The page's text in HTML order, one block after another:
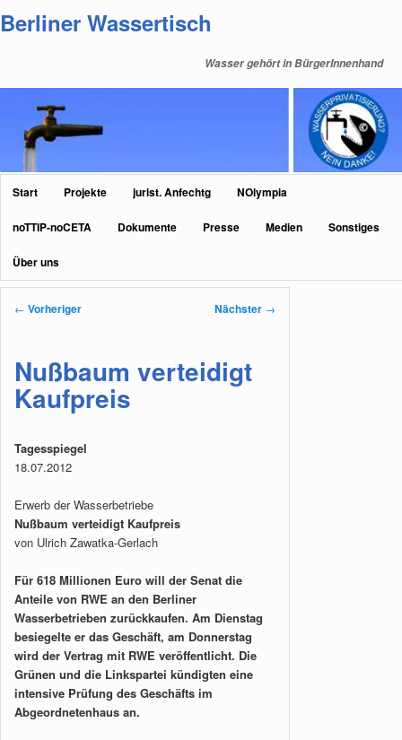
primären
Berliner Wassertisch
Wasser gehört in BürgerInnenhand
Hauptmenü
Start Projekte jurist. Anfechtg NOlympia
noTTIP-noCETA Dokumente Presse Medien Sonstiges
Über uns
Beitragsnavigation
← Vorheriger Nächster →
Nußbaum verteidigt
Kaufpreis
Tagesspiegel
18.07.2012
Erwerb der Wasserbetriebe
Nußbaum verteidigt Kaufpreis
von Ulrich Zawatka-Gerlach
Für 618 Millionen Euro will der Senat die
Anteile von RWE an den Berliner
Wasserbetrieben zurückkaufen. Am Dienstag
besiegelte er das Geschäft, am Donnerstag
wird der Vertrag mit RWE veröffentlicht. Die
Grünen und die Linkspartei kündigten eine
intensive Prüfung des Geschäfts im
Abgeordnetenhaus an.